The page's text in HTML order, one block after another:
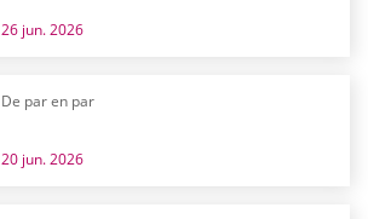
26 jun. 2026
De par en par
20 jun. 2026